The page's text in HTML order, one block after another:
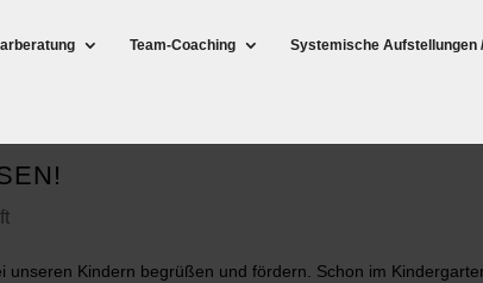
Team-Coaching Systemische Aufstellungen
unseren Kindern begrüßen und fördern. Schon im